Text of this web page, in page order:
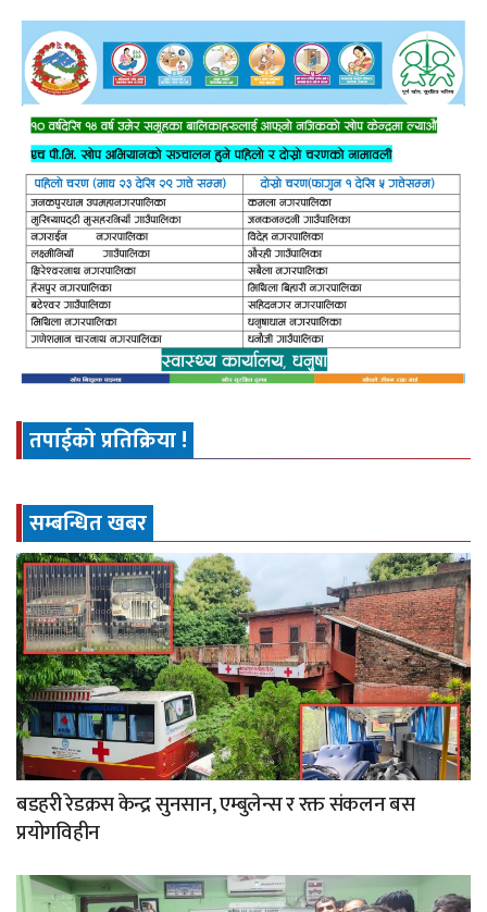
तपाईको प्रतिक्रिया !
सम्बन्धित खबर
बडहरी रेडक्रस केन्द्र सुनसान, एम्बुलेन्स र रक्त संकलन बस
प्रयोगविहीन